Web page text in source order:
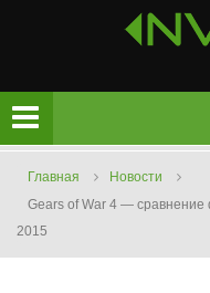
Главная
Новости
Gears of War 4 — сравнение
2015